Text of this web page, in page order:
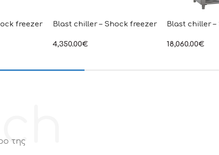
freezer Blast chiller – Shock freezer
4,350.00€
Blast chiller
18,060.00€
της